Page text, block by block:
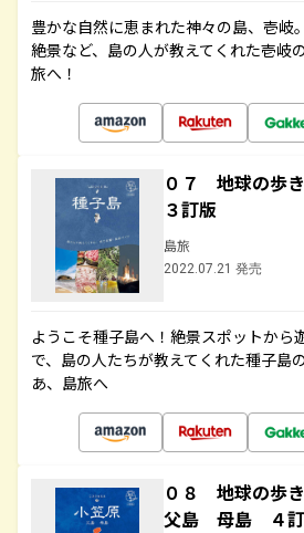
豊かな自然に恵まれた神々の島、壱岐
絶景など、島の人が教えてくれた壱岐
旅へ！
０７ 地球の歩
３訂版
島旅
2022.07.21 発売
ようこそ種子島へ！絶景スポットから
で、島の人たちが教えてくれた種子島
あ、島旅へ
０８ 地球の歩
父島 母島 ４